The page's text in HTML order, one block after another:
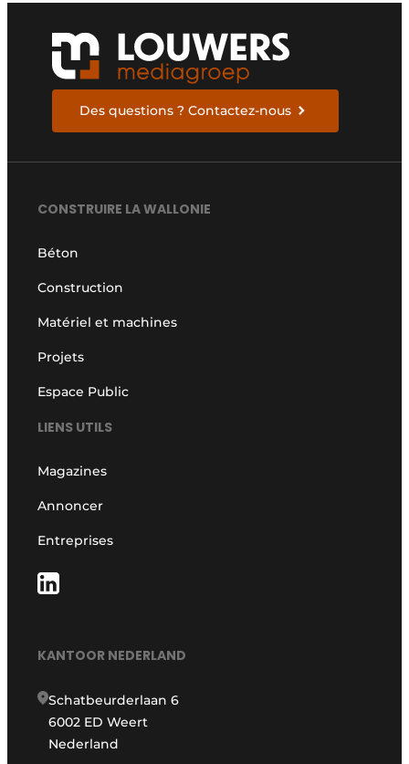
Des questions ? Contactez-nous
CONSTRUIRE LA WALLONIE
Béton
Construction
Matériel et machines
Projets
Espace Public
LIENS UTILS
Magazines
Annoncer
Entreprises
KANTOOR NEDERLAND
Schatbeurderlaan 6
6002 ED Weert
Nederland